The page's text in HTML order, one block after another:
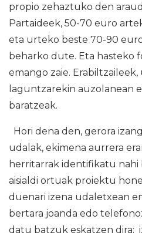
propio zehaztuko den
Partaideek, 50-70 euro
eta urteko beste 70-90
beharko dute. Eta hasteko
emango zaie.
laguntzarekin auzolanean
baratzeak.
Hori dena den, gerora
udalak, ekimena aurrera
herritarrak identifikatu nahi
aisialdi ortuak proiektu
duenari izena udaletxean
bertara joanda edo
datu batzuk eskatzen dira: